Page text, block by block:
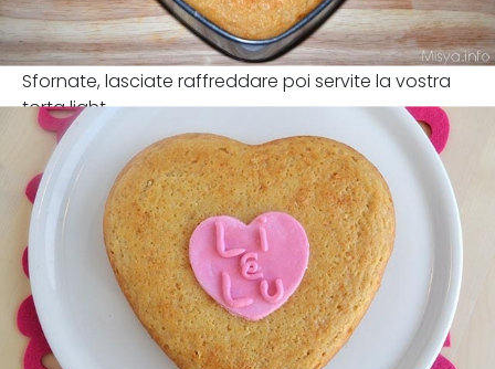
Sfornate, lasciate raffreddare poi servite la vostra
torta light